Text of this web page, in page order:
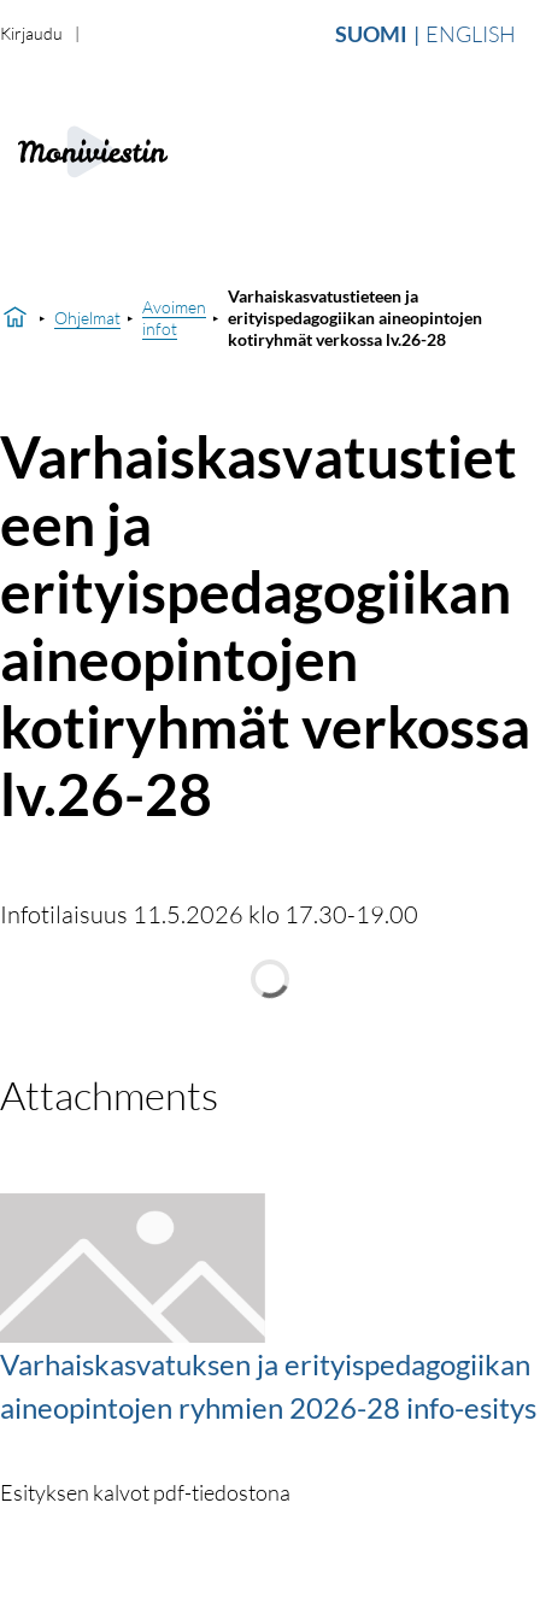
SUOMI ENGLISH
Kirjaudu
Ohjelmat
Avoimen
infot
Varhaiskasvatustieteen ja
erityispedagogiikan aineopintojen
kotiryhmät verkossa lv.26-28
Varhaiskasvatustiet
een ja
erityispedagogiikan
aineopintojen
kotiryhmät verkossa
lv.26-28
Infotilaisuus 11.5.2026 klo 17.30-19.00
Attachments
Varhaiskasvatuksen ja erityispedagogiikan
aineopintojen ryhmien 2026-28 info-esitys
Esityksen kalvot pdf-tiedostona